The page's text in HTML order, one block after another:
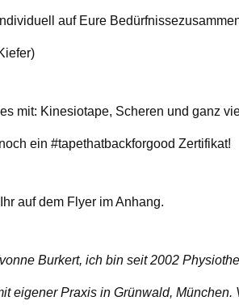
auf Eure Bedürfnisse
mit: Kinesiotape, Scheren und ganz
ein #tapethatbackforgood Zertifikat!
auf dem Flyer im Anhang.
Burkert, ich bin seit 2002
eigener Praxis in Grünwald, München.